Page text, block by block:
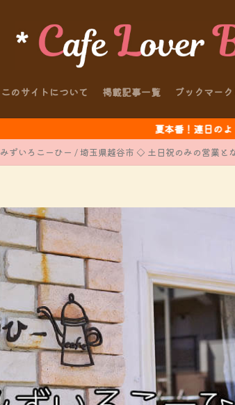
このサイトについて 掲載記事一覧 ブックマー
夏本番！連日のように猛暑が続
みずいろこーひー / 埼玉県越谷市 ◇ 土日祝のみの営業と